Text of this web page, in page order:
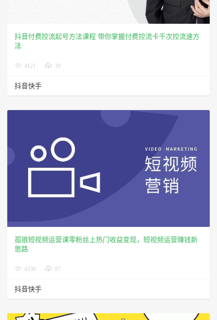
抖音付费控流起号方法课程 带你掌握付费控流卡千次控流速方
法
4121 39
抖音快手
孤狼短视频运营课零粉丝上热门收益变现，短视频运营赚钱新
思路
4330 97
抖音快手